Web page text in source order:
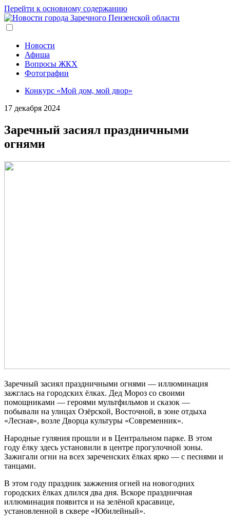
Перейти к основному содержанию
Новости
Афиша
Вопросы ЖКХ
Фотографии
Конкурс «Мой дом, мой двор»
17 декабря 2024
Заречный засиял праздничными
огнями
Заречный засиял праздничными огнями — иллюминация
зажглась на городских ёлках. Дед Мороз со своими
помощниками — героями мультфильмов и сказок —
побывали на улицах Озёрской, Восточной, в зоне отдыха
«Лесная», возле Дворца культуры «Современник».
Народные гуляния прошли и в Центральном парке. В этом
году ёлку здесь установили в центре прогулочной зоны.
Зажигали огни на всех зареченских ёлках ярко — с песнями и
танцами.
В этом году праздник зажжения огней на новогодних
городских ёлках длился два дня. Вскоре праздничная
иллюминация появится и на зелёной красавице,
установленной в сквере «Юбилейный».